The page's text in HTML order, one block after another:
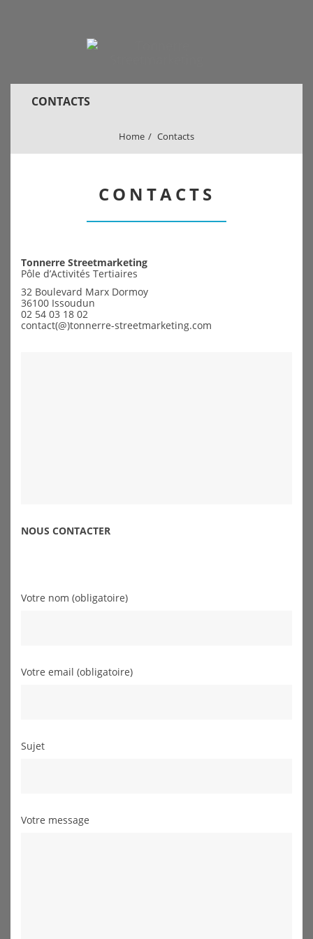
CONTACTS
Home Contacts
CONTACTS
Tonnerre Streetmarketing
Pôle d’Activités Tertiaires
32 Boulevard Marx Dormoy
36100 Issoudun
02 54 03 18 02
contact(@)tonnerre-streetmarketing.com
NOUS CONTACTER
Votre nom (obligatoire)
Votre email (obligatoire)
Sujet
Votre message